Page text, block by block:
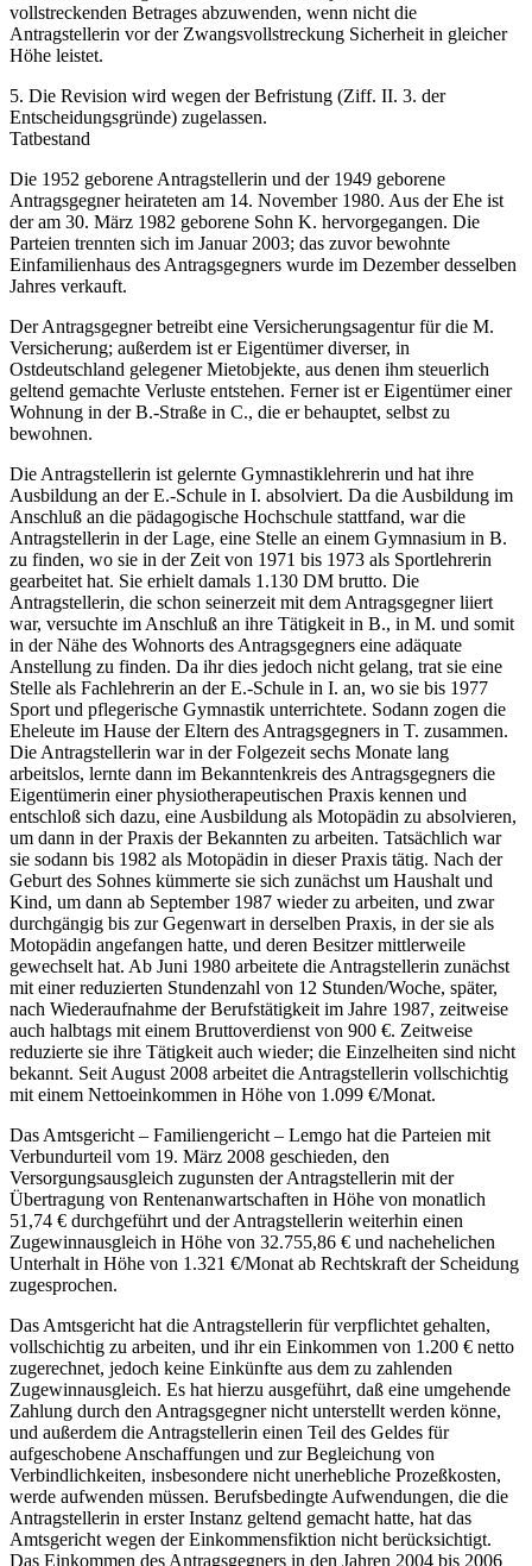
vollstreckenden Betrages abzuwenden, wenn nicht die
Antragstellerin vor der Zwangsvollstreckung Sicherheit in gleicher
Höhe leistet.
5. Die Revision wird wegen der Befristung (Ziff. II. 3. der
Entscheidungsgründe) zugelassen.
Tatbestand
Die 1952 geborene Antragstellerin und der 1949 geborene
Antragsgegner heirateten am 14. November 1980. Aus der Ehe ist
der am 30. März 1982 geborene Sohn K. hervorgegangen. Die
Parteien trennten sich im Januar 2003; das zuvor bewohnte
Einfamilienhaus des Antragsgegners wurde im Dezember desselben
Jahres verkauft.
Der Antragsgegner betreibt eine Versicherungsagentur für die M.
Versicherung; außerdem ist er Eigentümer diverser, in
Ostdeutschland gelegener Mietobjekte, aus denen ihm steuerlich
geltend gemachte Verluste entstehen. Ferner ist er Eigentümer einer
Wohnung in der B.-Straße in C., die er behauptet, selbst zu
bewohnen.
Die Antragstellerin ist gelernte Gymnastiklehrerin und hat ihre
Ausbildung an der E.-Schule in I. absolviert. Da die Ausbildung im
Anschluß an die pädagogische Hochschule stattfand, war die
Antragstellerin in der Lage, eine Stelle an einem Gymnasium in B.
zu finden, wo sie in der Zeit von 1971 bis 1973 als Sportlehrerin
gearbeitet hat. Sie erhielt damals 1.130 DM brutto. Die
Antragstellerin, die schon seinerzeit mit dem Antragsgegner liiert
war, versuchte im Anschluß an ihre Tätigkeit in B., in M. und somit
in der Nähe des Wohnorts des Antragsgegners eine adäquate
Anstellung zu finden. Da ihr dies jedoch nicht gelang, trat sie eine
Stelle als Fachlehrerin an der E.-Schule in I. an, wo sie bis 1977
Sport und pflegerische Gymnastik unterrichtete. Sodann zogen die
Eheleute im Hause der Eltern des Antragsgegners in T. zusammen.
Die Antragstellerin war in der Folgezeit sechs Monate lang
arbeitslos, lernte dann im Bekanntenkreis des Antragsgegners die
Eigentümerin einer physiotherapeutischen Praxis kennen und
entschloß sich dazu, eine Ausbildung als Motopädin zu absolvieren,
um dann in der Praxis der Bekannten zu arbeiten. Tatsächlich war
sie sodann bis 1982 als Motopädin in dieser Praxis tätig. Nach der
Geburt des Sohnes kümmerte sie sich zunächst um Haushalt und
Kind, um dann ab September 1987 wieder zu arbeiten, und zwar
durchgängig bis zur Gegenwart in derselben Praxis, in der sie als
Motopädin angefangen hatte, und deren Besitzer mittlerweile
gewechselt hat. Ab Juni 1980 arbeitete die Antragstellerin zunächst
mit einer reduzierten Stundenzahl von 12 Stunden/Woche, später,
nach Wiederaufnahme der Berufstätigkeit im Jahre 1987, zeitweise
auch halbtags mit einem Bruttoverdienst von 900 €. Zeitweise
reduzierte sie ihre Tätigkeit auch wieder; die Einzelheiten sind nicht
bekannt. Seit August 2008 arbeitet die Antragstellerin vollschichtig
mit einem Nettoeinkommen in Höhe von 1.099 €/Monat.
Das Amtsgericht – Familiengericht – Lemgo hat die Parteien mit
Verbundurteil vom 19. März 2008 geschieden, den
Versorgungsausgleich zugunsten der Antragstellerin mit der
Übertragung von Rentenanwartschaften in Höhe von monatlich
51,74 € durchgeführt und der Antragstellerin weiterhin einen
Zugewinnausgleich in Höhe von 32.755,86 € und nachehelichen
Unterhalt in Höhe von 1.321 €/Monat ab Rechtskraft der Scheidung
zugesprochen.
Das Amtsgericht hat die Antragstellerin für verpflichtet gehalten,
vollschichtig zu arbeiten, und ihr ein Einkommen von 1.200 € netto
zugerechnet, jedoch keine Einkünfte aus dem zu zahlenden
Zugewinnausgleich. Es hat hierzu ausgeführt, daß eine umgehende
Zahlung durch den Antragsgegner nicht unterstellt werden könne,
und außerdem die Antragstellerin einen Teil des Geldes für
aufgeschobene Anschaffungen und zur Begleichung von
Verbindlichkeiten, insbesondere nicht unerhebliche Prozeßkosten,
werde aufwenden müssen. Berufsbedingte Aufwendungen, die die
Antragstellerin in erster Instanz geltend gemacht hatte, hat das
Amtsgericht wegen der Einkommensfiktion nicht berücksichtigt.
Das Einkommen des Antragsgegners in den Jahren 2004 bis 2006